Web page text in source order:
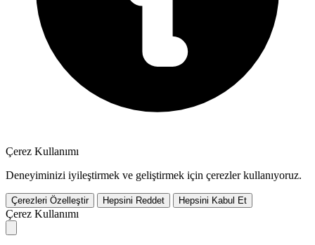
Çerez Kullanımı
Deneyiminizi iyileştirmek ve geliştirmek için çerezler kullanıyoruz.
Çerezleri Özelleştir Hepsini Reddet Hepsini Kabul Et
Çerez Kullanımı